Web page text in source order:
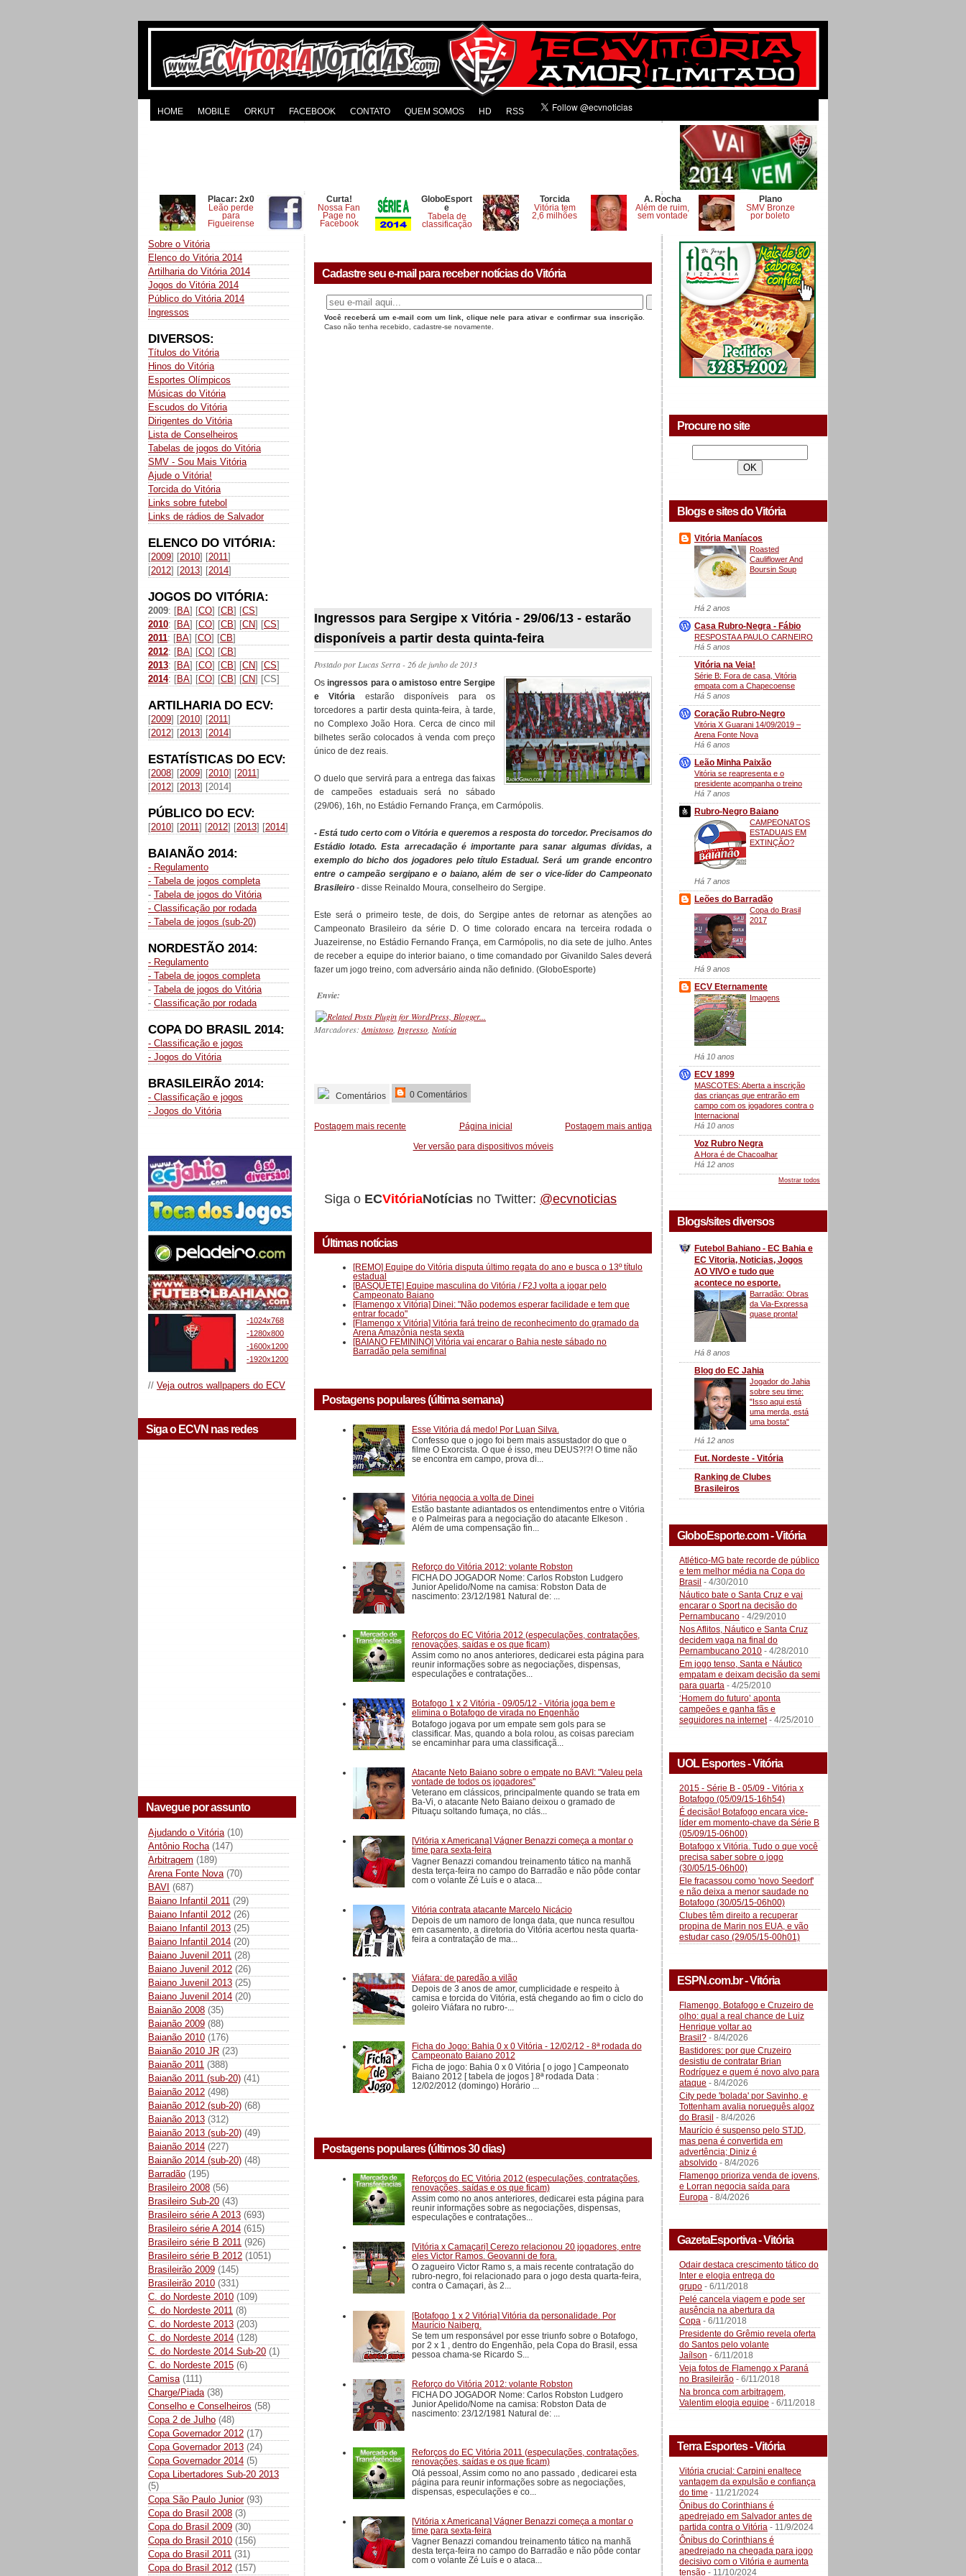
HOME MOBILE ORKUT FACEBOOK CONTATO QUEM SOMOS HD RSS
Placar: 2x0
Leão perde
para
Figueirense
Curta!
Nossa Fan
Page no
Facebook
GloboEsport
e
Tabela de
classificação
Torcida
Vitória tem
2,6 milhões
A. Rocha
Além de ruim,
sem vontade
Plano
SMV Bronze
por boleto
Sobre o Vitória
Elenco do Vitória 2014
Artilharia do Vitória 2014
Jogos do Vitória 2014
Público do Vitória 2014
Ingressos
DIVERSOS:
Títulos do Vitória
Hinos do Vitória
Esportes Olímpicos
Músicas do Vitória
Escudos do Vitória
Dirigentes do Vitória
Lista de Conselheiros
Tabelas de jogos do Vitória
SMV - Sou Mais Vitória
Ajude o Vitória!
Torcida do Vitória
Links sobre futebol
Links de rádios de Salvador
ELENCO DO VITÓRIA:
[2009] [2010] [2011]
[2012] [2013] [2014]
JOGOS DO VITÓRIA:
2009: [BA] [CO] [CB] [CS]
2010: [BA] [CO] [CB] [CN] [CS]
2011: [BA] [CO] [CB]
2012: [BA] [CO] [CB]
2013: [BA] [CO] [CB] [CN] [CS]
2014: [BA] [CO] [CB] [CN] [CS]
ARTILHARIA DO ECV:
[2009] [2010] [2011]
[2012] [2013] [2014]
ESTATÍSTICAS DO ECV:
[2008] [2009] [2010] [2011]
[2012] [2013] [2014]
PÚBLICO DO ECV:
[2010] [2011] [2012] [2013] [2014]
BAIANÃO 2014:
- Regulamento
- Tabela de jogos completa
- Tabela de jogos do Vitória
- Classificação por rodada
- Tabela de jogos (sub-20)
NORDESTÃO 2014:
- Regulamento
- Tabela de jogos completa
- Tabela de jogos do Vitória
- Classificação por rodada
COPA DO BRASIL 2014:
- Classificação e jogos
- Jogos do Vitória
BRASILEIRÃO 2014:
- Classificação e jogos
- Jogos do Vitória
-1024x768
-1280x800
-1600x1200
-1920x1200
// Veja outros wallpapers do ECV
Siga o ECVN nas redes
Navegue por assunto
Ajudando o Vitória (10)
Antônio Rocha (147)
Arbitragem (189)
Arena Fonte Nova (70)
BAVI (687)
Baiano Infantil 2011 (29)
Baiano Infantil 2012 (26)
Baiano Infantil 2013 (25)
Baiano Infantil 2014 (20)
Baiano Juvenil 2011 (28)
Baiano Juvenil 2012 (26)
Baiano Juvenil 2013 (25)
Baiano Juvenil 2014 (20)
Baianão 2008 (35)
Baianão 2009 (88)
Baianão 2010 (176)
Baianão 2010 JR (23)
Baianão 2011 (388)
Baianão 2011 (sub-20) (41)
Baianão 2012 (498)
Baianão 2012 (sub-20) (68)
Baianão 2013 (312)
Baianão 2013 (sub-20) (49)
Baianão 2014 (227)
Baianão 2014 (sub-20) (48)
Barradão (195)
Brasileiro 2008 (56)
Brasileiro Sub-20 (43)
Brasileiro série A 2013 (693)
Brasileiro série A 2014 (615)
Brasileiro série B 2011 (926)
Brasileiro série B 2012 (1051)
Brasileirão 2009 (145)
Brasileirão 2010 (331)
C. do Nordeste 2010 (109)
C. do Nordeste 2011 (8)
C. do Nordeste 2013 (203)
C. do Nordeste 2014 (128)
C. do Nordeste 2014 Sub-20 (1)
C. do Nordeste 2015 (6)
Camisa (111)
Charge/Piada (38)
Conselho e Conselheiros (58)
Copa 2 de Julho (48)
Copa Governador 2012 (17)
Copa Governador 2013 (24)
Copa Governador 2014 (5)
Copa Libertadores Sub-20 2013
(5)
Copa São Paulo Junior (93)
Copa do Brasil 2008 (3)
Copa do Brasil 2009 (30)
Copa do Brasil 2010 (156)
Copa do Brasil 2011 (31)
Copa do Brasil 2012 (157)
Cadastre seu e-mail para receber notícias do Vitória
Você receberá um e-mail com um link, clique nele para ativar e confirmar sua inscrição
Caso não tenha recebido, cadastre-se novamente.
Ingressos para Sergipe x Vitória - 29/06/13 - estarão
disponíveis a partir desta quinta-feira
Postado porLucas Serra- 26 de junho de 2013
Osingressos para o amistoso entre Sergipe
e Vitória estarão disponíveis para os
torcedores a partir desta quinta-feira, à tarde,
no Complexo João Hora. Cerca de cinco mil
bilhetes serão colocados à venda com preço
único de dez reais.
O duelo que servirá para a entrega das faixas
de campeões estaduais será no sábado
(29/06), 16h, no Estádio Fernando França, em Carmópolis.
- Está tudo certo com o Vitória e queremos a resposta do torcedor. Precisamos do
Estádio lotado. Esta arrecadação é importante para sanar algumas dívidas, a
exemplo do bicho dos jogadores pelo título Estadual. Será um grande encontro
entre o campeão sergipano e o baiano, além de ser o vice-líder do Campeonato
Brasileiro - disse Reinaldo Moura, conselheiro do Sergipe.
Este será o primeiro teste, de dois, do Sergipe antes de retornar as atenções ao
Campeonato Brasileiro da série D. O time colorado encara na terceira rodada o
Juazeirense, no Estádio Fernando França, em Carmópolis, no dia sete de julho. Antes
de receber a equipe do interior baiano, o time comandado por Givanildo Sales deverá
fazer um jogo treino, com adversário ainda não definido. (GloboEsporte)
Envie:
Marcadores:Amistoso, Ingresso, Notícia
Comentários 0 Comentários
Postagem mais recente Postagem mais antiga
Página inicial
Ver versão para dispositivos móveis
Siga o ECVitóriaNotícias no Twitter: @ecvnoticias
Últimas notícias
[REMO] Equipe do Vitória disputa último regata do ano e busca o 13º título
estadual
[BASQUETE] Equipe masculina do Vitória / F2J volta a jogar pelo
Campeonato Baiano
[Flamengo x Vitória] Dinei: "Não podemos esperar facilidade e tem que
entrar focado"
[Flamengo x Vitória] Vitória fará treino de reconhecimento do gramado da
Arena Amazônia nesta sexta
[BAIANO FEMININO] Vitória vai encarar o Bahia neste sábado no
Barradão pela semifinal
Postagens populares (última semana)
Esse Vitória dá medo! Por Luan Silva.
Confesso que o jogo foi bem mais assustador do que o
filme O Exorcista. O que é isso, meu DEUS?!?! O time não
se encontra em campo, prova di...
Vitória negocia a volta de Dinei
Estão bastante adiantados os entendimentos entre o Vitória
e o Palmeiras para a negociação do atacante Elkeson .
Além de uma compensação fin...
Reforço do Vitória 2012: volante Robston
FICHA DO JOGADOR Nome: Carlos Robston Ludgero
Junior Apelido/Nome na camisa: Robston Data de
nascimento: 23/12/1981 Natural de: ...
Reforços do EC Vitória 2012 (especulações, contratações,
renovações, saídas e os que ficam)
Assim como no anos anteriores, dedicarei esta página para
reunir informações sobre as negociações, dispensas,
especulações e contratações...
Botafogo 1 x 2 Vitória - 09/05/12 - Vitória joga bem e
elimina o Botafogo de virada no Engenhão
Botafogo jogava por um empate sem gols para se
classificar. Mas, quando a bola rolou, as coisas pareciam
se encaminhar para uma classificaçã...
Atacante Neto Baiano sobre o empate no BAVI: "Valeu pela
vontade de todos os jogadores"
Veterano em clássicos, principalmente quando se trata em
Ba-Vi, o atacante Neto Baiano deixou o gramado de
Pituaçu soltando fumaça, no clás...
[Vitória x Americana] Vágner Benazzi começa a montar o
time para sexta-feira
Vagner Benazzi comandou treinamento tático na manhã
desta terça-feira no campo do Barradão e não pôde contar
com o volante Zé Luís e o ataca...
Vitória contrata atacante Marcelo Nicácio
Depois de um namoro de longa data, que nunca resultou
em casamento, a diretoria do Vitória acertou nesta quarta-
feira a contratação de ma...
Viáfara: de paredão a vilão
Depois de 3 anos de amor, cumplicidade e respeito à
camisa e torcida do Vitória, está chegando ao fim o ciclo do
goleiro Viáfara no rubro-...
Ficha do Jogo: Bahia 0 x 0 Vitória - 12/02/12 - 8ª rodada do
Campeonato Baiano 2012
Ficha de jogo: Bahia 0 x 0 Vitória [ o jogo ] Campeonato
Baiano 2012 [ tabela de jogos ] 8ª rodada Data :
12/02/2012 (domingo) Horário ...
Postagens populares (últimos 30 dias)
Reforços do EC Vitória 2012 (especulações, contratações,
renovações, saídas e os que ficam)
Assim como no anos anteriores, dedicarei esta página para
reunir informações sobre as negociações, dispensas,
especulações e contratações...
[Vitória x Camaçari] Cerezo relacionou 20 jogadores, entre
eles Victor Ramos. Geovanni de fora.
O zagueiro Victor Ramo s, a mais recente contratação do
rubro-negro, foi relacionado para o jogo desta quarta-feira,
contra o Camaçari, às 2...
[Botafogo 1 x 2 Vitória] Vitória da personalidade. Por
Maurício Naiberg.
Se tem um responsável por esse triunfo sobre o Botafogo,
por 2 x 1 , dentro do Engenhão, pela Copa do Brasil, essa
pessoa chama-se Ricardo S...
Reforço do Vitória 2012: volante Robston
FICHA DO JOGADOR Nome: Carlos Robston Ludgero
Junior Apelido/Nome na camisa: Robston Data de
nascimento: 23/12/1981 Natural de: ...
Reforços do EC Vitória 2011 (especulações, contratações,
renovações, saídas e os que ficam)
Olá pessoal, Assim como no ano passado , dedicarei esta
página para reunir informações sobre as negociações,
dispensas, especulações e co...
[Vitória x Americana] Vágner Benazzi começa a montar o
time para sexta-feira
Vagner Benazzi comandou treinamento tático na manhã
desta terça-feira no campo do Barradão e não pôde contar
com o volante Zé Luís e o ataca...
Procure no site
Blogs e sites do Vitória
Vitória Maníacos
Roasted
Cauliflower And
Boursin Soup
Há 2 anos
Casa Rubro-Negra - Fábio
RESPOSTA A PAULO CARNEIRO
Há 5 anos
Vitória na Veia!
Série B: Fora de casa, Vitória
empata com a Chapecoense
Há 5 anos
Coração Rubro-Negro
Vitória X Guarani 14/09/2019 –
Arena Fonte Nova
Há 6 anos
Leão Minha Paixão
Vitória se reapresenta e o
presidente acompanha o treino
Há 7 anos
Rubro-Negro Baiano
CAMPEONATOS
ESTADUAIS EM
EXTINÇÃO?
Há 7 anos
Leões do Barradão
Copa do Brasil
2017
Há 9 anos
ECV Eternamente
Imagens
Há 10 anos
ECV 1899
MASCOTES: Aberta a inscrição
das crianças que entrarão em
campo com os jogadores contra o
Internacional
Há 10 anos
Voz Rubro Negra
A Hora é de Chacoalhar
Há 12 anos
Mostrar todos
Blogs/sites diversos
Futebol Bahiano - EC Bahia e
EC Vitoria, Noticias, Jogos
AO VIVO e tudo que
acontece no esporte.
Barradão: Obras
da Via-Expressa
quase pronta!
Há 8 anos
Blog do EC Jahia
Jogador do Jahia
sobre seu time:
"Isso aqui está
uma merda, está
uma bosta"
Há 12 anos
Fut. Nordeste - Vitória
Ranking de Clubes
Brasileiros
GloboEsporte.com - Vitória
Atlético-MG bate recorde de público
e tem melhor média na Copa do
Brasil - 4/30/2010
Náutico bate o Santa Cruz e vai
encarar o Sport na decisão do
Pernambucano - 4/29/2010
Nos Aflitos, Náutico e Santa Cruz
decidem vaga na final do
Pernambucano 2010 - 4/28/2010
Em jogo tenso, Santa e Náutico
empatam e deixam decisão da semi
para quarta - 4/25/2010
‘Homem do futuro’ aponta
campeões e ganha fãs e
seguidores na internet- 4/25/2010
UOL Esportes - Vitória
2015 - Série B - 05/09 - Vitória x
Botafogo (05/09/15-16h54)
É decisão! Botafogo encara vice-
líder em momento-chave da Série B
(05/09/15-06h00)
Botafogo x Vitória. Tudo o que você
precisa saber sobre o jogo
(30/05/15-06h00)
Ele fracassou como 'novo Seedorf'
e não deixa a menor saudade no
Botafogo (30/05/15-06h00)
Clubes têm direito a recuperar
propina de Marin nos EUA, e vão
estudar caso (29/05/15-00h01)
ESPN.com.br - Vitória
Flamengo, Botafogo e Cruzeiro de
olho: qual a real chance de Luiz
Henrique voltar ao
Brasil? - 8/4/2026
Bastidores: por que Cruzeiro
desistiu de contratar Brian
Rodríguez e quem é novo alvo para
ataque - 8/4/2026
City pede 'bolada' por Savinho, e
Tottenham avalia norueguês algoz
do Brasil - 8/4/2026
Maurício é suspenso pelo STJD,
mas pena é convertida em
advertência; Diniz é
absolvido - 8/4/2026
Flamengo prioriza venda de jovens,
e Lorran negocia saída para
Europa - 8/4/2026
GazetaEsportiva - Vitória
Odair destaca crescimento tático do
Inter e elogia entrega do
grupo - 6/11/2018
Pelé cancela viagem e pode ser
ausência na abertura da
Copa - 6/11/2018
Presidente do Grêmio revela oferta
do Santos pelo volante
Jaílson - 6/11/2018
Veja fotos de Flamengo x Paraná
no Brasileirão - 6/11/2018
Na bronca com arbitragem,
Valentim elogia equipe - 6/11/2018
Terra Esportes - Vitória
Vitória crucial: Carpini enaltece
vantagem da expulsão e confiança
do time - 11/21/2024
Ônibus do Corinthians é
apedrejado em Salvador antes de
partida contra o Vitória - 11/9/2024
Ônibus do Corinthians é
apedrejado na chegada para jogo
decisivo com o Vitória e aumenta
tensão - 11/10/2024